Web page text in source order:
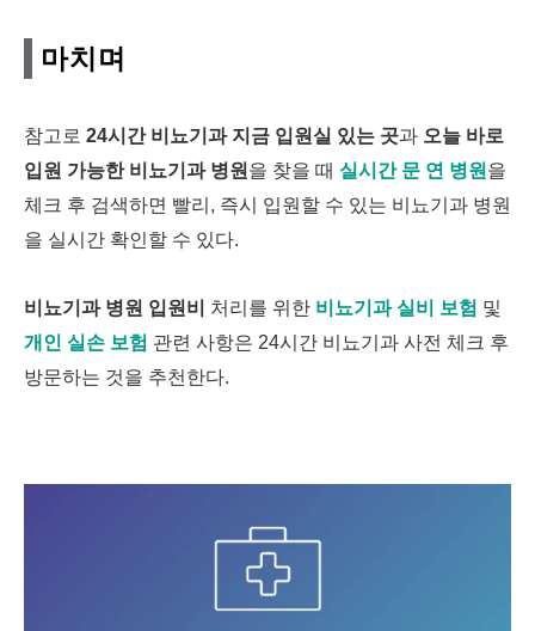
마치며
참고로 24시간 비뇨기과 지금 입원실 있는 곳과 오늘 바로
입원 가능한 비뇨기과 병원 을 찾을 때 실시간 문 연 병원 을
체크 후 검색하면 빨리, 즉시 입원할 수 있는 비뇨기과 병원
을 실시간 확인할 수 있다.
비뇨기과 병원 입원비 처리를 위한 비뇨기과 실비 보험 및
개인 실손 보험 관련 사항은 24시간 비뇨기과 사전 체크 후
방문하는 것을 추천한다.